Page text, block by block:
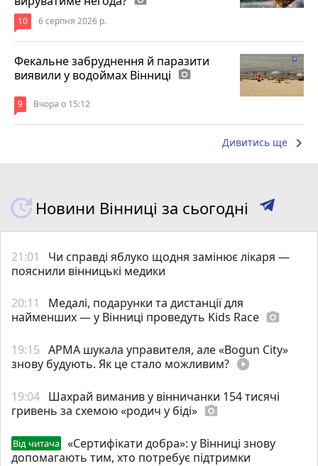
10 6 серпня 2026 р.
Фекальне забруднення й паразити
виявили у водоймах Вінниці photo_camera
9 Вчора о 15:12
Дивитись ще keyboard_arrow_right
Новини Вінниці за сьогодні
21:01
Чи справді яблуко щодня замінює лікаря —
пояснили вінницькі медики
20:11
Медалі, подарунки та дистанції для
найменших — у Вінниці проведуть Kids Race photo_camera
19:15 АРМА шукала управителя, але «Bogun City»
знову будують. Як це стало можливим? play_circle_filled
19:04 Шахрай виманив у вінничанки 154 тисячі
гривень за схемою «родич у біді» photo_camera
Від читача
«Сертифікати добра»: у Вінниці знову
допомагають тим, хто потребує підтримки